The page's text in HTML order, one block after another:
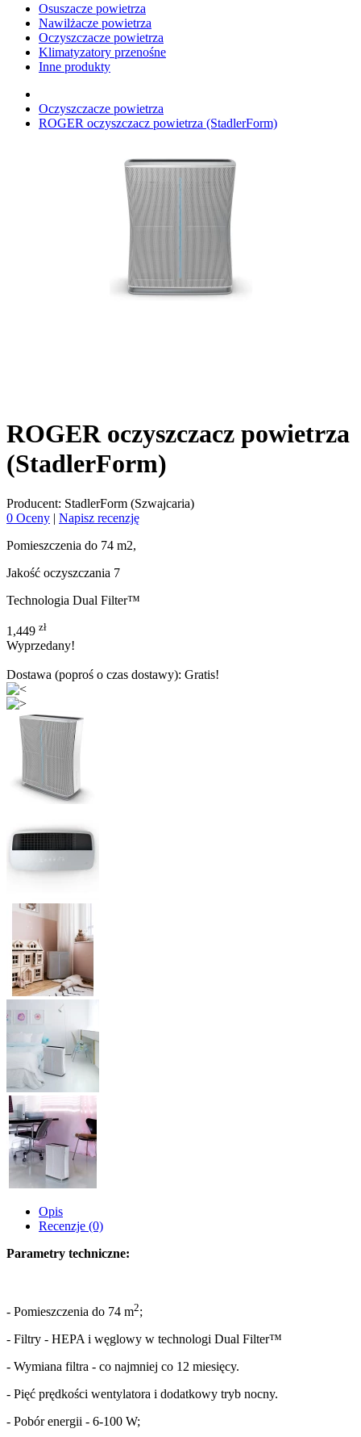
Osuszacze powietrza
Nawilżacze powietrza
Oczyszczacze powietrza
Klimatyzatory przenośne
Inne produkty
Oczyszczacze powietrza
ROGER oczyszczacz powietrza (StadlerForm)
ROGER oczyszczacz powietrza
(StadlerForm)
Producent: StadlerForm (Szwajcaria)
0 Oceny | Napisz recenzję
Pomieszczenia do 74 m2,
Jakość oczyszczania 7
Technologia Dual Filter™
1,449 zł
Wyprzedany!
Dostawa (poproś o czas dostawy): Gratis!
Opis
Recenzje (0)
Parametry techniczne:
- Pomieszczenia do 74 m2;
- Filtry - HEPA i węglowy w technologi Dual Filter™
- Wymiana filtra - co najmniej co 12 miesięcy.
- Pięć prędkości wentylatora i dodatkowy tryb nocny.
- Pobór energii - 6-100 W;